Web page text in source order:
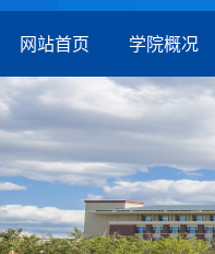
网站首页 学院概况